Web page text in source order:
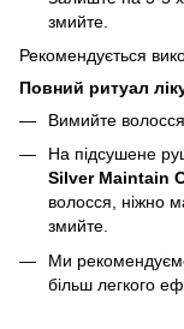
змийте.
Рекомендується
Повний ритуал
Вимийте
На підсушене
Silver Maintain
волосся, ніжно
змийте.
Ми
більш легкого